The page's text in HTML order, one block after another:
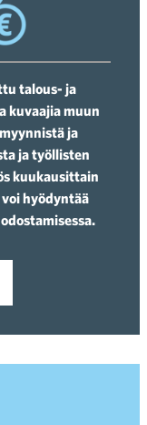
talous- ja
kuvaajia muun
ja
ja työllisten
kuukausittain
hyödyntää